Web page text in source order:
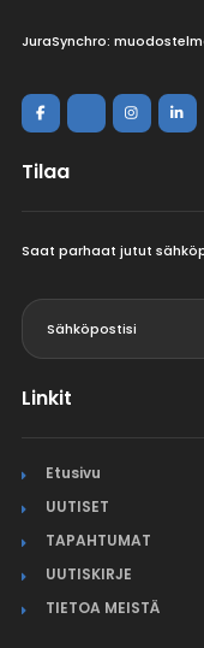
JuraSynchro:
Tilaa
Saat parhaat jutut
Linkit
Etusivu
UUTISET
TAPAHTUMAT
UUTISKIRJE
TIETOA MEISTÄ